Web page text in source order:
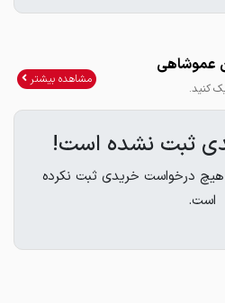
عموشاهی
کنید.
مشاهده بیشتر
ثبت نشده است!
درخواست خریدی ثبت نکرده
است.